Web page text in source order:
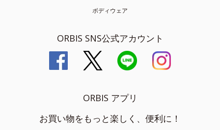
ボディウェア
ORBIS SNS公式アカウント
ORBIS アプリ
お買い物をもっと楽しく、便利に！